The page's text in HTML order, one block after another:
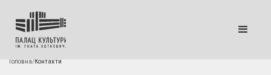
Головна/Контакти